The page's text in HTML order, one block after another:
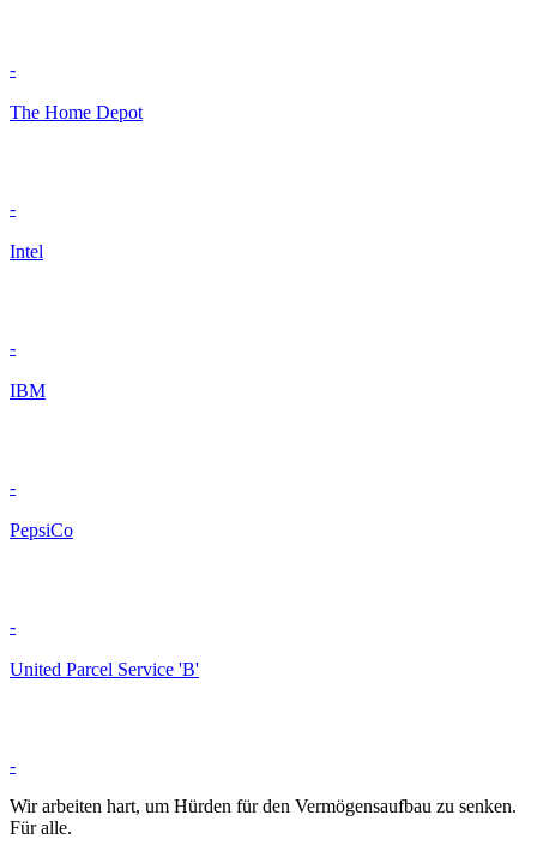
-
The Home Depot
-
Intel
-
IBM
-
PepsiCo
-
United Parcel Service 'B'
-
Wir arbeiten hart, um Hürden für den Vermögensaufbau zu senken.
Für alle.